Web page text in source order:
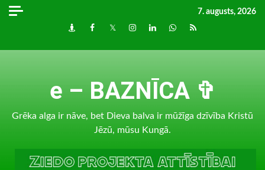
Skip
7. augusts, 2026
DraugiemFacebook
TwitterInstagram
LinkedInwhatsapp
RSS
e – BAZNĪCA ✞
Grēka alga ir nāve, bet Dieva balva ir mūžīga dzīvība Kristū
Jēzū, mūsu Kungā.